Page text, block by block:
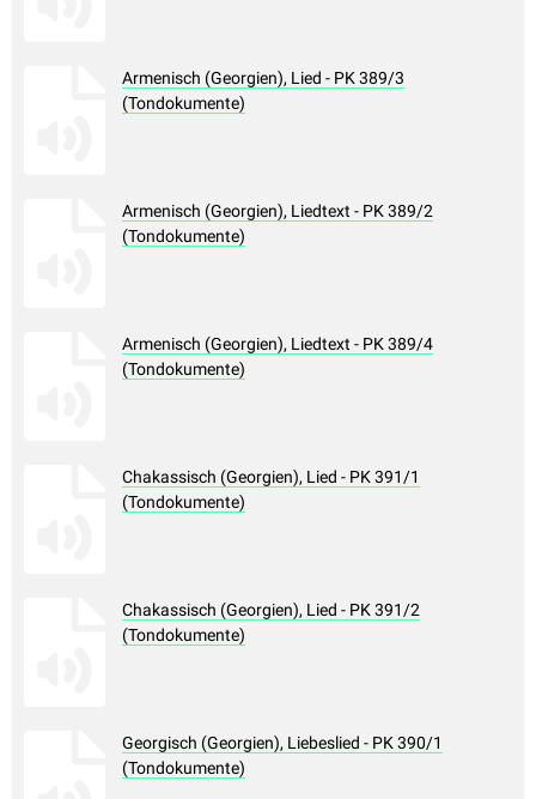
Armenisch (Georgien), Lied - PK 389/3
(Tondokumente)
Armenisch (Georgien), Liedtext - PK 389/2
(Tondokumente)
Armenisch (Georgien), Liedtext - PK 389/4
(Tondokumente)
Chakassisch (Georgien), Lied - PK 391/1
(Tondokumente)
Chakassisch (Georgien), Lied - PK 391/2
(Tondokumente)
Georgisch (Georgien), Liebeslied - PK 390/1
(Tondokumente)